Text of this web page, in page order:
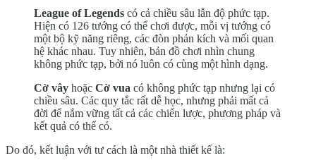
League of Legends có cả chiều sâu lẫn độ phức tạp.
Hiện có 126 tướng có thể chơi được, mỗi vị tướng có
một bộ kỹ năng riêng, các đòn phản kích và mối quan
hệ khác nhau. Tuy nhiên, bản đồ chơi nhìn chung
không phức tạp, bởi nó luôn có cùng một hình dạng.
Cờ vây hoặc Cờ vua có không phức tạp nhưng lại có
chiều sâu. Các quy tắc rất dễ học, nhưng phải mất cả
đời để nắm vững tất cả các chiến lược, phương pháp và
kết quả có thể có.
Do đó, kết luận với tư cách là một nhà thiết kế là: